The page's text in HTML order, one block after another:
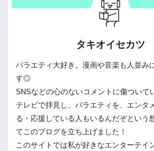
タキオイセカツ
バラエティ大好き。漫画や音楽も人並み
す◎
SNSなどの心のないコメントに傷ついて
テレビで拝見し、バラエティを、エンタ
る・応援している人もいるんだぞという
てこのブログを立ち上げました！
このサイトでは私が好きなエンターテイ